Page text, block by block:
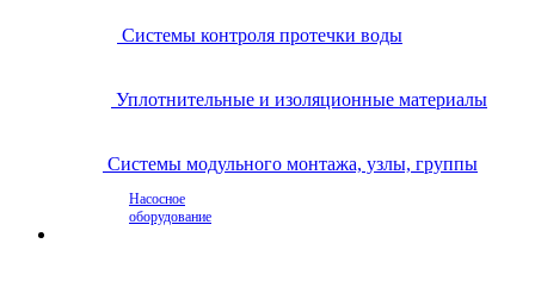
Системы контроля протечки воды
Уплотнительные и изоляционные материалы
Системы модульного монтажа, узлы, группы
Насосное
оборудование